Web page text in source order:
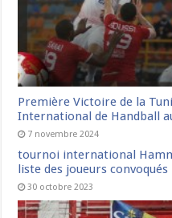
Première Victoire de la
International de Handball
7 novembre 2024
tournoi international
liste des joueurs convoqués
30 octobre 2023